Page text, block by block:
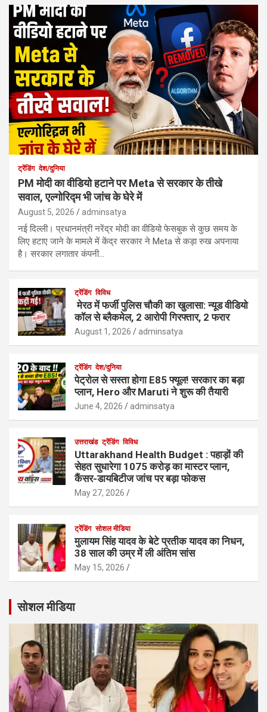
ट्रेंडिंग देश/दुनिया
PM मोदी का वीडियो हटाने पर Meta से सरकार के तीखे
सवाल, एल्गोरिद्म भी जांच के घेरे में
August 5, 2026 adminsatya
नई दिल्ली। प्रधानमंत्री नरेंद्र मोदी का वीडियो फेसबुक से कुछ समय के
लिए हटाए जाने के मामले में केंद्र सरकार ने Meta से कड़ा रुख अपनाया
है। सरकार लगातार कंपनी…
ट्रेंडिंग विविध
मेरठ में फर्जी पुलिस चौकी का खुलासा: न्यूड वीडियो
कॉल से ब्लैकमेल, 2 आरोपी गिरफ्तार, 2 फरार
August 1, 2026 adminsatya
ट्रेंडिंग देश/दुनिया
पेट्रोल से सस्ता होगा E85 फ्यूल! सरकार का बड़ा
प्लान, Hero और Maruti ने शुरू की तैयारी
June 4, 2026 adminsatya
उत्तराखंड ट्रेंडिंग विविध
Uttarakhand Health Budget : पहाड़ों की
सेहत सुधारेगा 1075 करोड़ का मास्टर प्लान,
कैंसर-डायबिटीज जांच पर बड़ा फोकस
May 27, 2026
ट्रेंडिंग सोशल मीडिया
मुलायम सिंह यादव के बेटे प्रतीक यादव का निधन,
38 साल की उम्र में ली अंतिम सांस
May 15, 2026
सोशल मीडिया